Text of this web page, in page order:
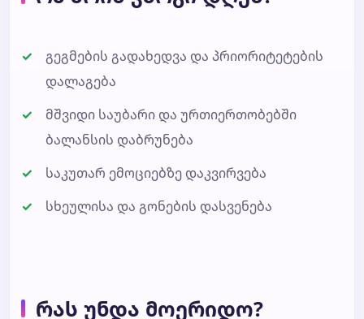
გეგმების გადახედვა და პრიორიტეტების
დალაგება
მშვიდი საუბარი და ურთიერთობებში
ბალანსის დაბრუნება
საკუთარ ემოციებზე დაკვირვება
სხეულისა და გონების დასვენება
რას უნდა მოერიდო?